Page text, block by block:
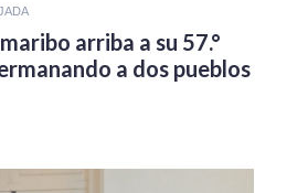
arriba a su 57.°
a dos pueblos